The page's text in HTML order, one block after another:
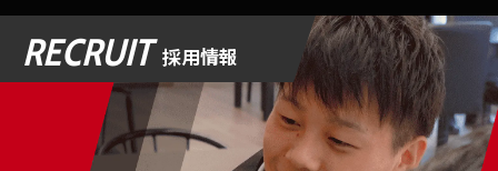
RECRUIT 採用情報